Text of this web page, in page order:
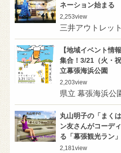
ネーション始まる
2,253view
三井アウトレッ
【地域イベント情
集合！3/21（火・
立幕張海浜公園
2,203view
県立 幕張海浜公
丸山明子の「まく
ン友さんがコーデ
る「幕張観光ラン
2,181view